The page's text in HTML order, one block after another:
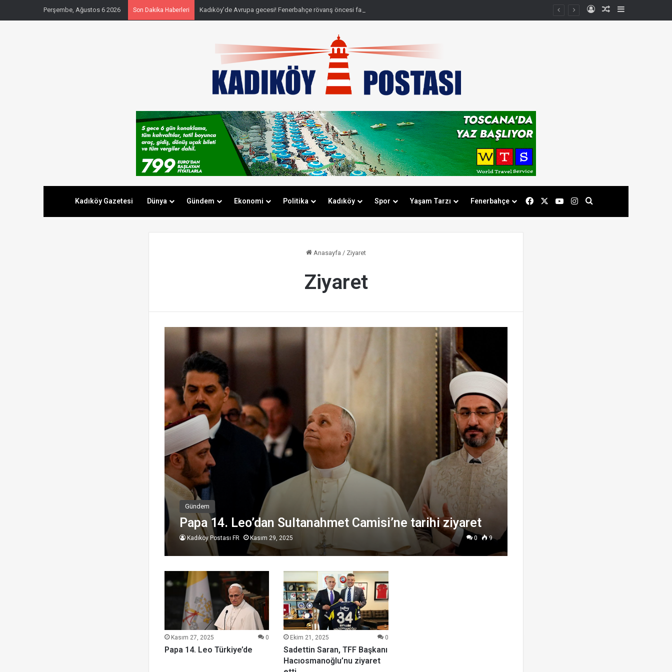
Perşembe, Ağustos 6 2026 Son Dakika Haberleri Kadıköy’de Avrupa gecesi! Fenerbahçe rövanş öncesi farkı cebine koydu Kayıt OlRastgele Makale
Kadıköy Gazetesi Dünya Gündem Ekonomi Politika Kadıköy Spor Yaşam Tarzı Fenerbahçe FacebookYouTubeInstagram
Anasayfa / Ziyaret
Ziyaret
Gündem
Papa 14. Leo’dan Sultanahmet Camisi’ne tarihi ziyaret
Kadıköy Postası FR Kasım 29, 2025 0 9
Kasım 27, 2025 0
Papa 14. Leo Türkiye’de
Ekim 21, 2025 0
Sadettin Saran, TFF Başkanı
Hacıosmanoğlu’nu ziyaret